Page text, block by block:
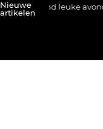
Nieuwe
artikelen
avond Trends